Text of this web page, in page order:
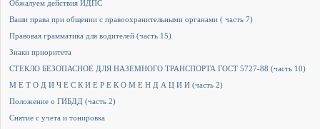
Обжалуем действия ИДПС
Ваши права при общении с правоохранительными органами ( часть 7)
Правовая грамматика для водителей (часть 15)
Знаки приоритета
СТЕКЛО БЕЗОПАСНОЕ ДЛЯ НАЗЕМНОГО ТРАНСПОРТА ГОСТ 5727-88 (часть 10)
М Е Т О Д И Ч Е С К И Е Р Е К О М Е Н Д А Ц И И (часть 2)
Положение о ГИБДД (часть 2)
Cнятие с учета и тонировка